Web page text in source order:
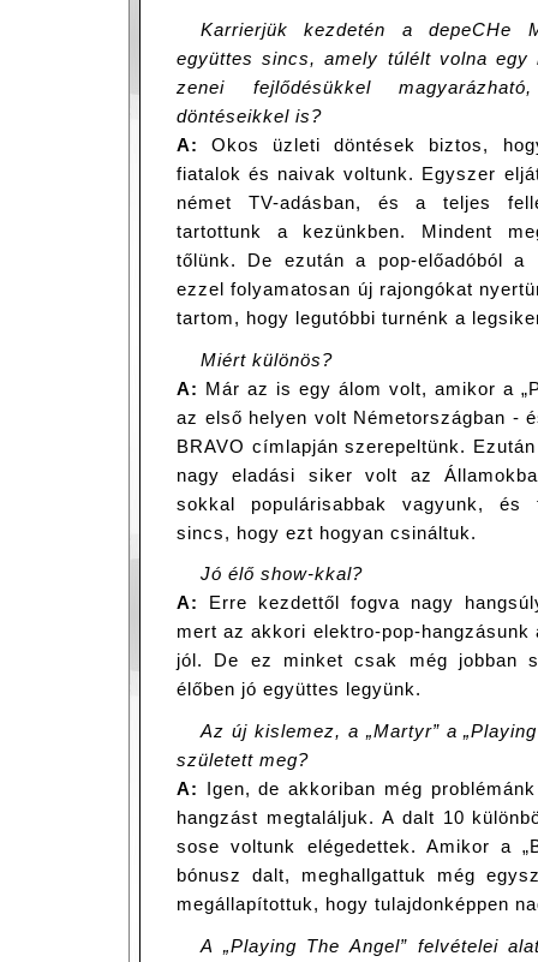
Karrierjük kezdetén a depeCHe
együttes sincs, amely túlélt volna
zenei fejlődésükkel
döntéseikkel is?
A:
Okos üzleti döntések biztos,
fiatalok és naivak voltunk. Egyszer
német TV-adásban, és a teljes
tartottunk a kezünkben. Mindent
tőlünk. De ezután a pop-előadóból
ezzel folyamatosan új rajongókat
tartom, hogy legutóbbi turnénk a
Miért különös?
A: Már az is egy álom volt, amikor a
az első helyen volt Németországban -
BRAVO címlapján szerepeltünk.
nagy eladási siker volt az
sokkal populárisabbak vagyunk, és
sincs, hogy ezt hogyan csináltuk.
Jó élő show-kkal?
A:
Erre kezdettől fogva nagy
mert az akkori elektro-pop-
jól. De ez minket csak még jobban
élőben jó együttes legyünk.
Az új kislemez, a „Martyr” a
született meg?
A: Igen, de akkoriban még
hangzást megtaláljuk. A dalt 10
sose voltunk elégedettek. Amikor a
bónusz dalt, meghallgattuk még
megállapítottuk, hogy tulajdonképpen
A „Playing The Angel” felvételei